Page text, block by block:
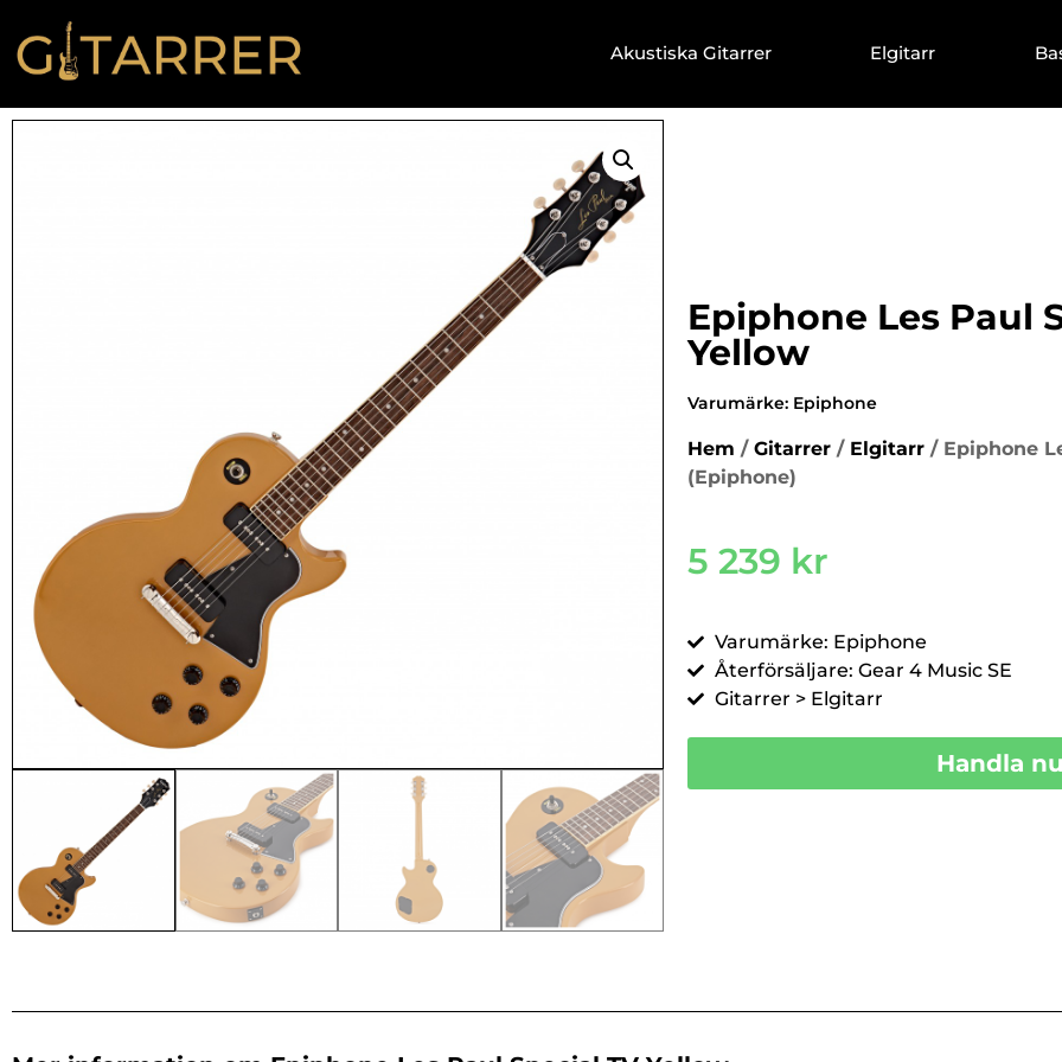
Akustiska Gitarrer Elgitarr
Epiphone Les Paul
Yellow
Varumärke: Epiphone
Hem / Gitarrer / Elgitarr / Epiphone
(Epiphone)
5 239 kr
Varumärke: Epiphone
Återförsäljare: Gear 4 Music SE
Gitarrer > Elgitarr
Handla